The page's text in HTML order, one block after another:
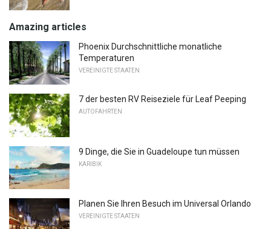
Amazing articles
Phoenix Durchschnittliche monatliche
Temperaturen
VEREINIGTE STAATEN
7 der besten RV Reiseziele für Leaf Peeping
AUTOFAHRTEN
9 Dinge, die Sie in Guadeloupe tun müssen
KARIBIK
Planen Sie Ihren Besuch im Universal Orlando
VEREINIGTE STAATEN